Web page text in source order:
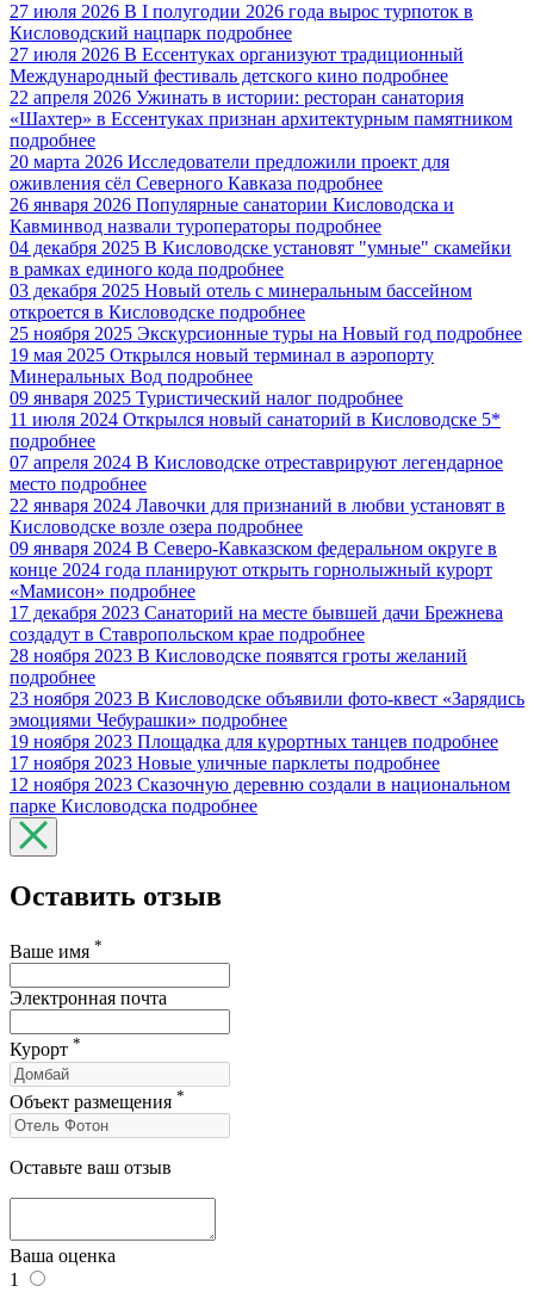
27 июля 2026 В I полугодии 2026 года вырос турпоток в
Кисловодский нацпарк подробнее
27 июля 2026 В Ессентуках организуют традиционный
Международный фестиваль детского кино подробнее
22 апреля 2026 Ужинать в истории: ресторан санатория
«Шахтер» в Ессентуках признан архитектурным памятником
подробнее
20 марта 2026 Исследователи предложили проект для
оживления сёл Северного Кавказа подробнее
26 января 2026 Популярные санатории Кисловодска и
Кавминвод назвали туроператоры подробнее
04 декабря 2025 В Кисловодске установят "умные" скамейки
в рамках единого кода подробнее
03 декабря 2025 Новый отель с минеральным бассейном
откроется в Кисловодске подробнее
25 ноября 2025 Экскурсионные туры на Новый год подробнее
19 мая 2025 Открылся новый терминал в аэропорту
Минеральных Вод подробнее
09 января 2025 Туристический налог подробнее
11 июля 2024 Открылся новый санаторий в Кисловодске 5*
подробнее
07 апреля 2024 В Кисловодске отреставрируют легендарное
место подробнее
22 января 2024 Лавочки для признаний в любви установят в
Кисловодске возле озера подробнее
09 января 2024 В Северо-Кавказском федеральном округе в
конце 2024 года планируют открыть горнолыжный курорт
«Мамисон» подробнее
17 декабря 2023 Санаторий на месте бывшей дачи Брежнева
создадут в Ставропольском крае подробнее
28 ноября 2023 В Кисловодске появятся гроты желаний
подробнее
23 ноября 2023 В Кисловодске объявили фото-квест «Зарядись
эмоциями Чебурашки» подробнее
19 ноября 2023 Площадка для курортных танцев подробнее
17 ноября 2023 Новые уличные парклеты подробнее
12 ноября 2023 Сказочную деревню создали в национальном
парке Кисловодска подробнее
Оставить отзыв
Ваше имя *
Электронная почта
Курорт *
Объект размещения *
Оставьте ваш отзыв
Ваша оценка
1